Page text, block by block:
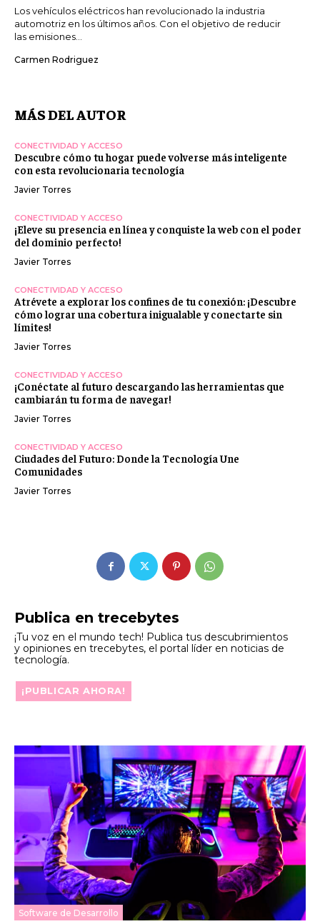
Publica en trecebytes
¡Tu voz en el mundo tech! Publica tus descubrimientos
y opiniones en trecebytes, el portal líder en noticias de
tecnología.
¡PUBLICAR AHORA!
Software de Desarrollo
Los vehículos eléctricos han revolucionado la industria
automotriz en los últimos años. Con el objetivo de reducir
las emisiones...
Carmen Rodriguez
MÁS DEL AUTOR
CONECTIVIDAD Y ACCESO
Descubre cómo tu hogar puede volverse más inteligente
con esta revolucionaria tecnología
Javier Torres
CONECTIVIDAD Y ACCESO
¡Eleve su presencia en línea y conquiste la web con el poder
del dominio perfecto!
Javier Torres
CONECTIVIDAD Y ACCESO
Atrévete a explorar los confines de tu conexión: ¡Descubre
cómo lograr una cobertura inigualable y conectarte sin
límites!
Javier Torres
CONECTIVIDAD Y ACCESO
¡Conéctate al futuro descargando las herramientas que
cambiarán tu forma de navegar!
Javier Torres
CONECTIVIDAD Y ACCESO
Ciudades del Futuro: Donde la Tecnología Une
Comunidades
Javier Torres